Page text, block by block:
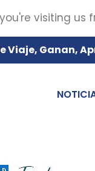
Viaje, Ganan,
visiting us